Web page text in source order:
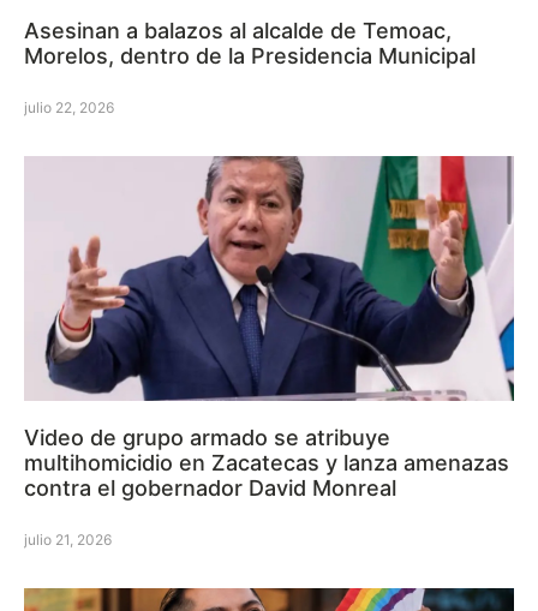
Asesinan a balazos al alcalde de Temoac,
Morelos, dentro de la Presidencia Municipal
julio 22, 2026
Video de grupo armado se atribuye
multihomicidio en Zacatecas y lanza amenazas
contra el gobernador David Monreal
julio 21, 2026